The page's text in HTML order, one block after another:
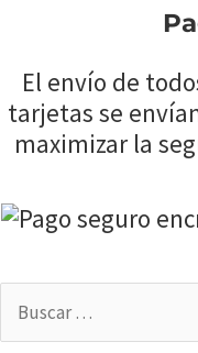
El envío de
tarjetas se
maximizar la